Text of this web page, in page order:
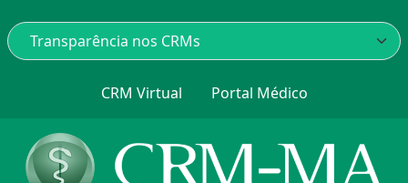
CRM Virtual Portal Médico